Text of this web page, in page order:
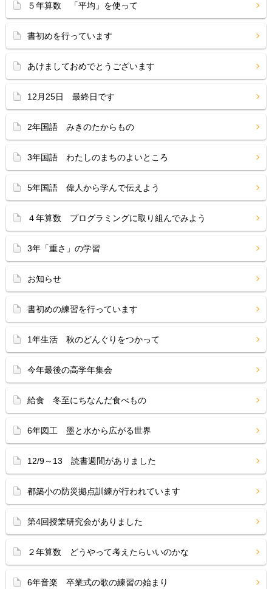
５年算数 「平均」を使って
書初めを行っています
あけましておめでとうございます
12月25日 最終日です
2年国語 みきのたからもの
3年国語 わたしのまちのよいところ
5年国語 偉人から学んで伝えよう
４年算数 プログラミングに取り組んでみよう
3年「重さ」の学習
お知らせ
書初めの練習を行っています
1年生活 秋のどんぐりをつかって
今年最後の高学年集会
給食 冬至にちなんだ食べもの
6年図工 墨と水から広がる世界
12/9～13 読書週間がありました
都築小の防災拠点訓練が行われています
第4回授業研究会がありました
２年算数 どうやって考えたらいいのかな
6年音楽 卒業式の歌の練習の始まり